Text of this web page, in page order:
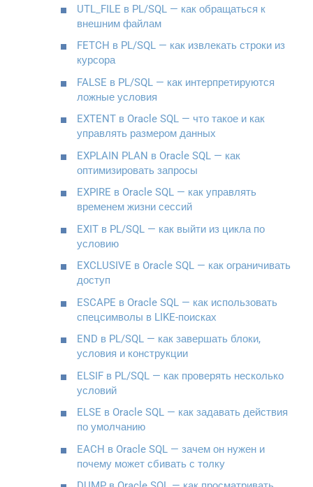
UTL_FILE в PL/SQL — как обращаться к
внешним файлам
FETCH в PL/SQL — как извлекать строки из
курсора
FALSE в PL/SQL — как интерпретируются
ложные условия
EXTENT в Oracle SQL — что такое и как
управлять размером данных
EXPLAIN PLAN в Oracle SQL — как
оптимизировать запросы
EXPIRE в Oracle SQL — как управлять
временем жизни сессий
EXIT в PL/SQL — как выйти из цикла по
условию
EXCLUSIVE в Oracle SQL — как ограничивать
доступ
ESCAPE в Oracle SQL — как использовать
спецсимволы в LIKE-поисках
END в PL/SQL — как завершать блоки,
условия и конструкции
ELSIF в PL/SQL — как проверять несколько
условий
ELSE в Oracle SQL — как задавать действия
по умолчанию
EACH в Oracle SQL — зачем он нужен и
почему может сбивать с толку